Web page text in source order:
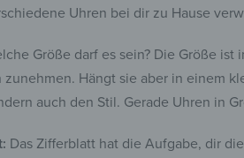
Uhren bei dir zu Hause
Größe darf es sein? Die Größe
zunehmen. Hängt sie aber in einem
auch den Stil. Gerade Uhren in
Das Zifferblatt hat die Aufgabe, dir